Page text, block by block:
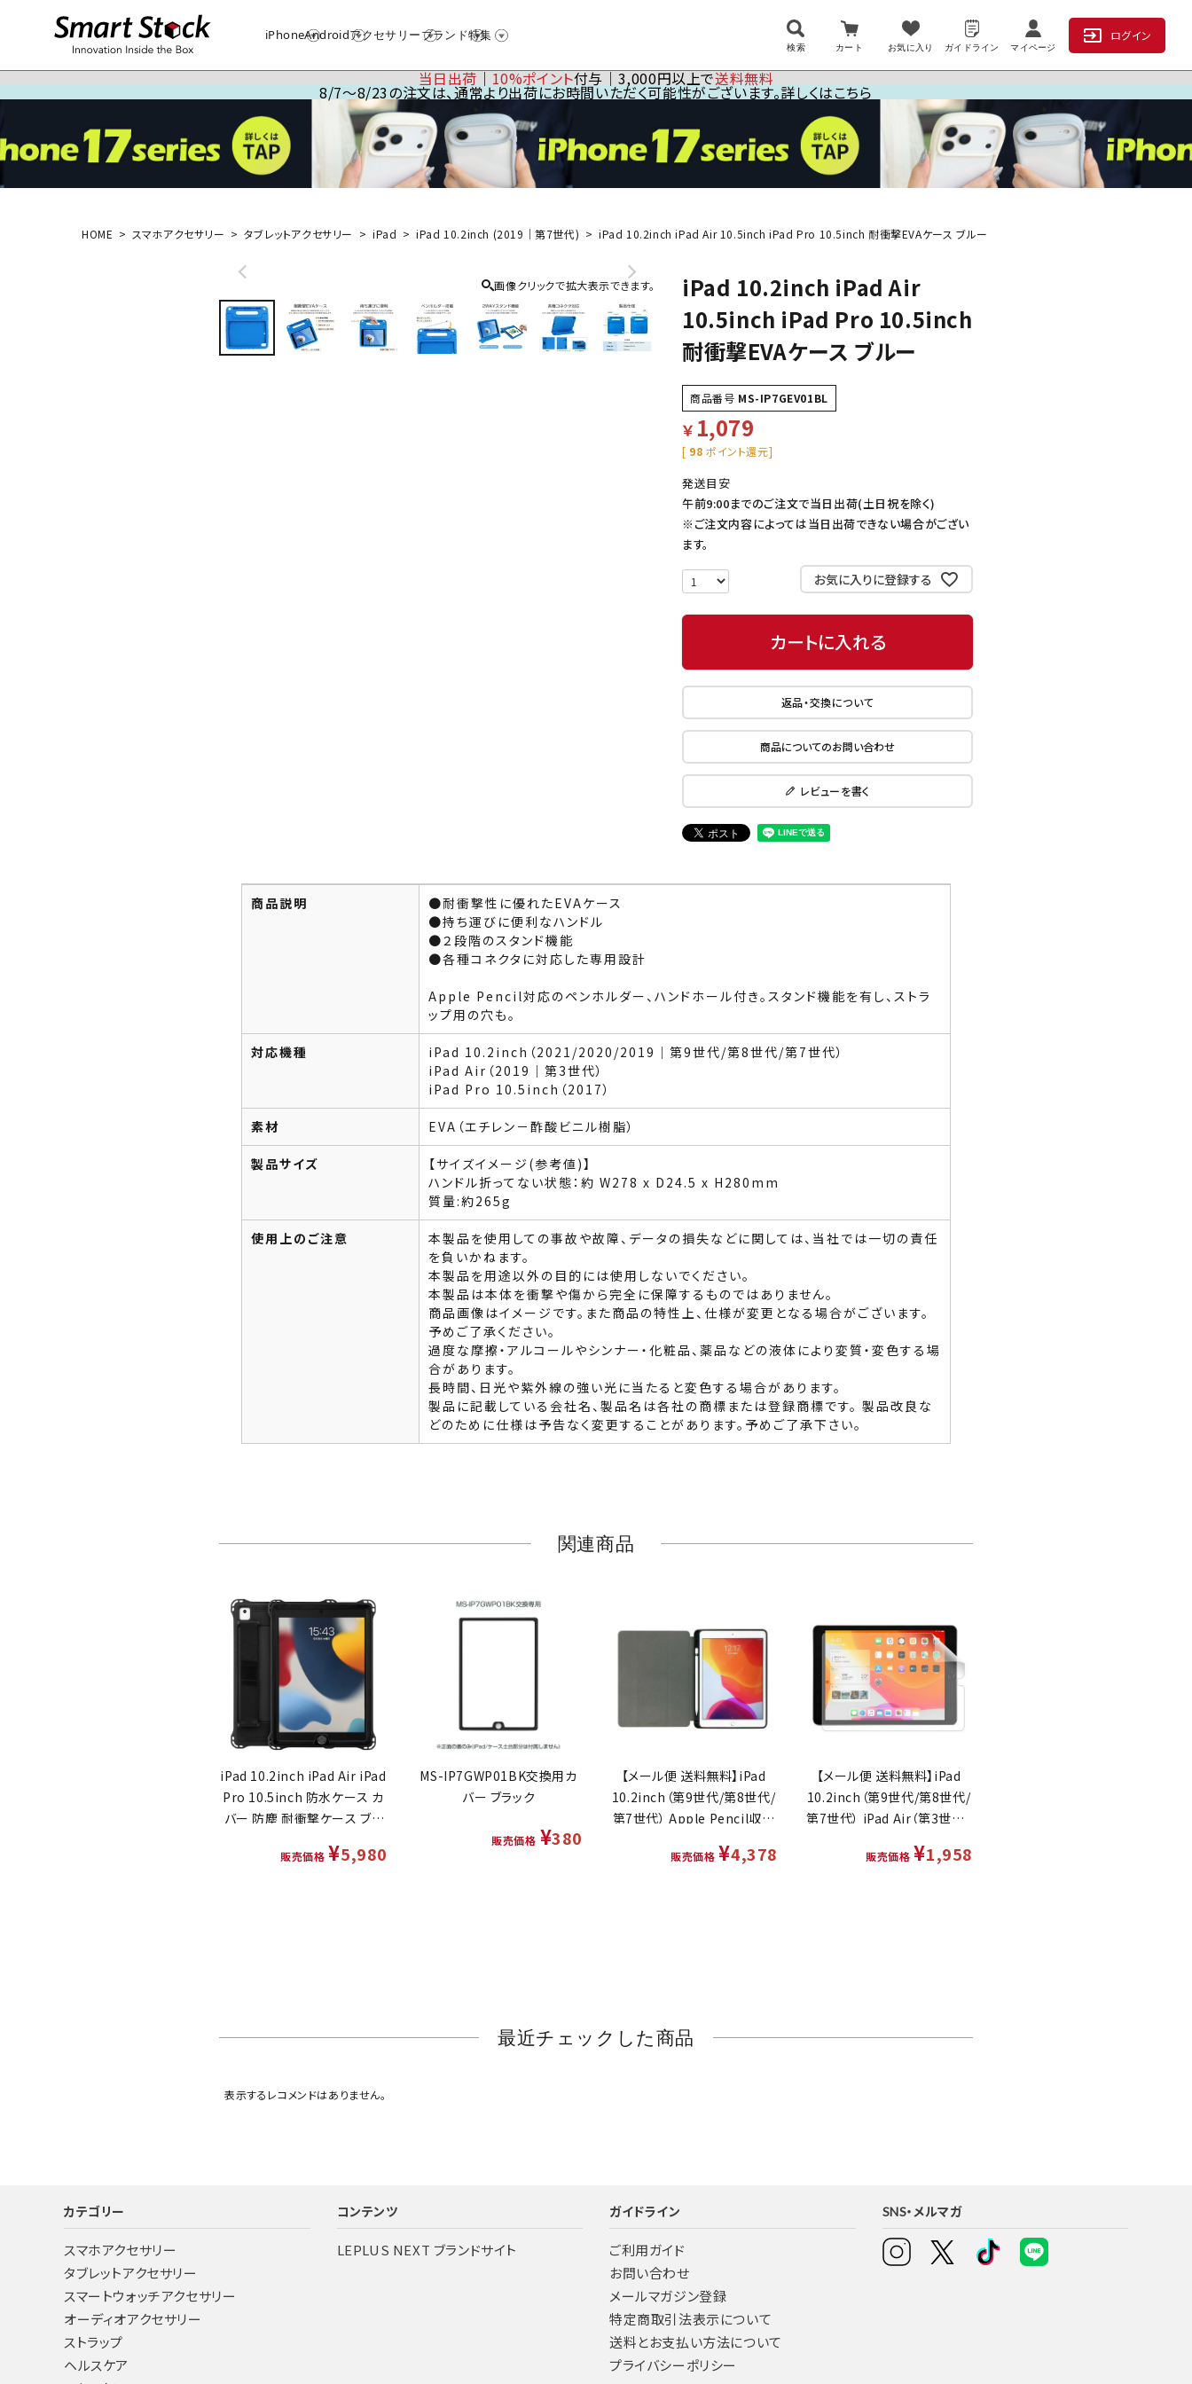
iPhoneAndroidアクセサリーブランド特集
検索 カート お気に入り ガイドライン マイページ
ログイン
当日出荷│10%ポイント付与│3,000円以上で送料無料
8/7～8/23の注文は、通常より出荷にお時間いただく可能性がございます。詳しくはこちら
HOME スマホアクセサリー タブレットアクセサリー iPad iPad 10.2inch (2019｜第7世代) iPad 10.2inch iPad Air 10.5inch iPad Pro 10.5inch 耐衝撃EVAケース ブルー
画像クリックで拡大表示できます。
iPad 10.2inch iPad Air
10.5inch iPad Pro 10.5inch
耐衝撃EVAケース ブルー
商品番号 MS-IP7GEV01BL
￥ 1,079
[ 98 ポイント還元]
発送目安
午前9:00までのご注文で当日出荷(土日祝を除く)
※ご注文内容によっては当日出荷できない場合がござい
ます。
お気に入りに登録する
カートに入れる
返品・交換について
商品についてのお問い合わせ
レビューを書く
商品説明
●耐衝撃性に優れたEVAケース
●持ち運びに便利なハンドル
●２段階のスタンド機能
●各種コネクタに対応した専用設計
Apple Pencil対応のペンホルダー、ハンドホール付き。スタンド機能を有し、ストラ
ップ用の穴も。
対応機種
iPad 10.2inch（2021/2020/2019｜第9世代/第8世代/第7世代）
iPad Air（2019｜第3世代）
iPad Pro 10.5inch（2017）
素材 EVA（エチレン－酢酸ビニル樹脂）
製品サイズ
【サイズイメージ(参考値)】
ハンドル折ってない状態：約 W278 x D24.5 x H280mm
質量:約265g
使用上のご注意
本製品を使用しての事故や故障、データの損失などに関しては、当社では一切の責任
を負いかねます。
本製品を用途以外の目的には使用しないでください。
本製品は本体を衝撃や傷から完全に保障するものではありません。
商品画像はイメージです。また商品の特性上、仕様が変更となる場合がございます。
予めご了承ください。
過度な摩擦・アルコールやシンナー・化粧品、薬品などの液体により変質・変色する場
合があります。
長時間、日光や紫外線の強い光に当たると変色する場合があります。
製品に記載している会社名、製品名は各社の商標または登録商標です。 製品改良な
どのために仕様は予告なく変更することがあります。予めご了承下さい。
関連商品
iPad 10.2inch iPad Air iPad
Pro 10.5inch 防水ケース カ
バー 防塵 耐衝撃ケース ブラ
販売価格 ¥5,980
MS-IP7GWP01BK交換用カ
バー ブラック
販売価格 ¥380
【メール便 送料無料】iPad
10.2inch（第9世代/第8世代/
第7世代） Apple Pencil収納
販売価格 ¥4,378
【メール便 送料無料】iPad
10.2inch（第9世代/第8世代/
第7世代） iPad Air（第3世代）
フィルム マット
販売価格 ¥1,958
最近チェックした商品
表示するレコメンドはありません。
カテゴリー
スマホアクセサリー
タブレットアクセサリー
スマートウォッチアクセサリー
オーディオアクセサリー
ストラップ
ヘルスケア
コンテンツ
LEPLUS NEXT ブランドサイト
ガイドライン
ご利用ガイド
お問い合わせ
メールマガジン登録
特定商取引法表示について
送料とお支払い方法について
プライバシーポリシー
SNS・メルマガ